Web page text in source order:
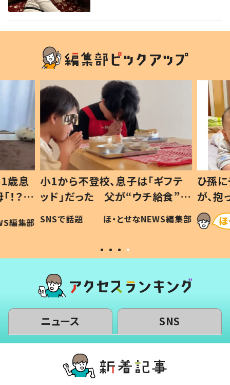
歳息
？」
編集部
小1から不登校、息子は「ギフテ
ッド」だった 父が“ウチ給食”を
作り続ける理由とは #令和の親
#令和の子
SNSで話題 ほ・とせなNEWS編集部
ひ孫
が、
「涙が
い」
ニュース SNS